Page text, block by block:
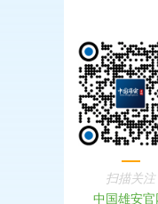
扫描关注
中国雄安官